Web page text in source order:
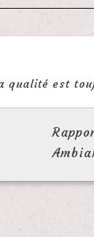
qualité est